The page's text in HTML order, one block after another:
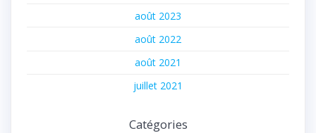
août 2023
août 2022
août 2021
juillet 2021
Catégories